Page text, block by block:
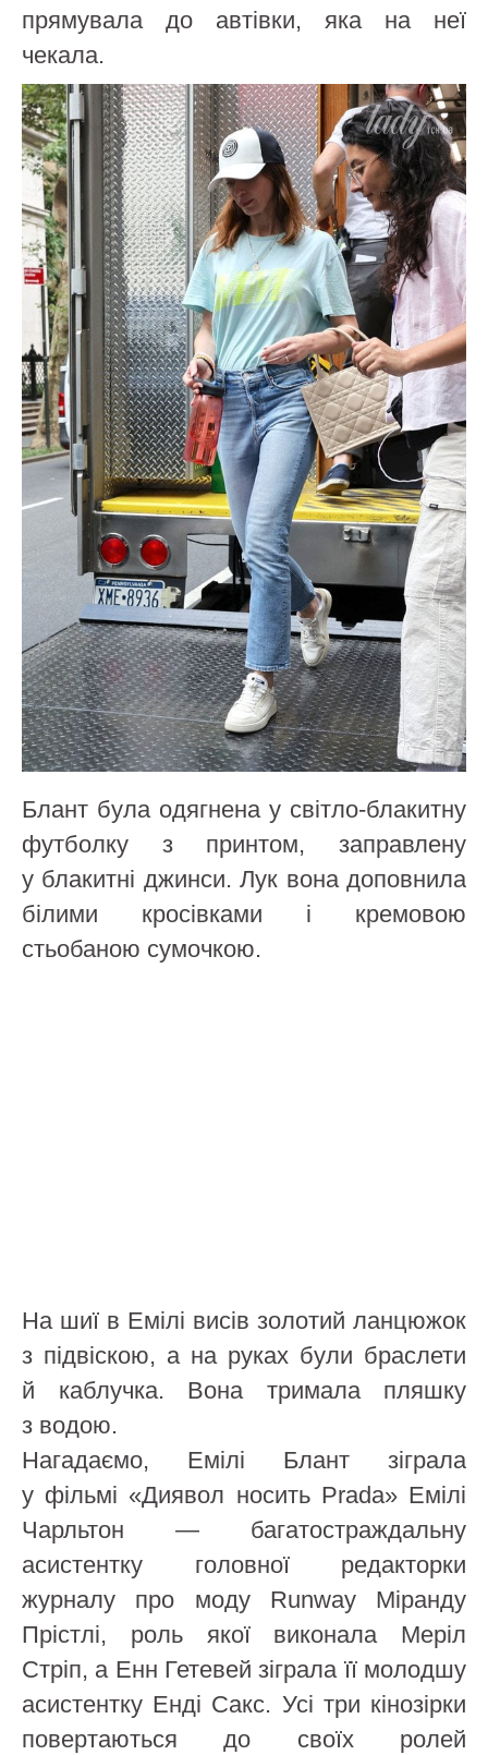
прямувала до автівки, яка на неї
чекала.
Блант була одягнена у світло-блакитну
футболку з принтом, заправлену
у блакитні джинси. Лук вона доповнила
білими кросівками і кремовою
стьобаною сумочкою.
На шиї в Емілі висів золотий ланцюжок
з підвіскою, а на руках були браслети
й каблучка. Вона тримала пляшку
з водою.
Нагадаємо, Емілі Блант зіграла
у фільмі «Диявол носить Prada» Емілі
Чарльтон — багатостраждальну
асистентку головної редакторки
журналу про моду Runway Міранду
Прістлі, роль якої виконала Меріл
Стріп, а Енн Гетевей зіграла її молодшу
асистентку Енді Сакс. Усі три кінозірки
повертаються до своїх ролей